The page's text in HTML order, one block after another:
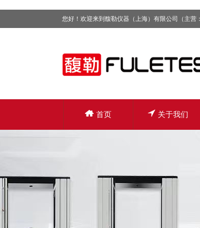
您好！欢迎来到馥勒仪器（上海）有限公司（主营
首页 关于我们